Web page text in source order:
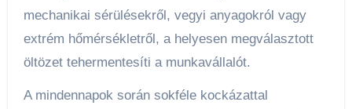
mechanikai sérülésekről, vegyi anyagokról vagy
extrém hőmérsékletről, a helyesen megválasztott
öltözet tehermentesíti a munkavállalót.
A mindennapok során sokféle kockázattal